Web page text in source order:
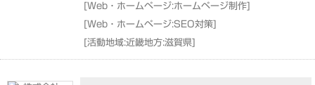
[Web・ホームページ:ホームページ制作]
[Web・ホームページ:SEO対策]
[活動地域:近畿地方:滋賀県]